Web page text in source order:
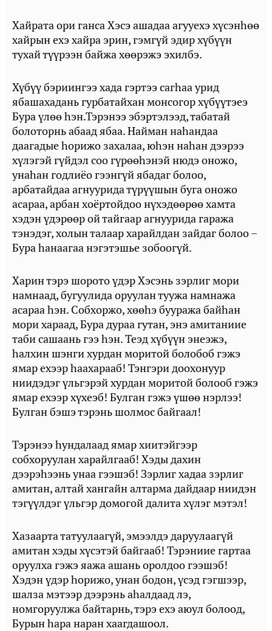
Хайрата ори ганса Хэсэ ашадаа агууехэ хүсэнһөө
хайрын ехэ хайра эрин, гэмгүй эдир хүбүүн
тухай түүрээн байжа хөөрэжэ эхилбэ.
Хүбүү бэриингээ хада гэртээ сагһаа урид
ябашахадань гурбатайхан монсогор хүбүүтэеэ
Бура үлөө һэн.Тэрэнээ эбэртэлээд, табатай
болоторнь абаад ябаа. Найман наһандаа
даагадые һорижо захалаа, юһэн наһан дээрээ
хүлэгэй гүйдэл соо гүрөөһэнэй нюдэ оножо,
унаһан годлиёо гээнгүй ябадаг болоо,
арбатайдаа агнуурида түрүүшын буга оножо
асараа, арбан хоёртойдоо нүхэдөөрөө хамта
хэдэн үдэрөөр ой тайгаар агнуурида гаража
тэнэдэг, холын талаар харайлдан зайдаг болоо –
Бура һанаагаа нэгэтэшье зобоогүй.
Харин тэрэ шорото үдэр Хэсэнь зэрлиг мори
намнаад, бугуулида оруулан туужа намнажа
асараа һэн. Собхоржо, хөөһэ бууража байһан
мори хараад, Бура дураа гутан, энэ амитаниие
таби сашаань гээ һэн. Теэд хүбүүн энеэжэ,
һалхин шэнги хурдан моритой болобоб гэжэ
ямар ехээр һаахарааб! Тэнгэри доохонуур
ниидэдэг үльгэрэй хурдан моритой болооб гэжэ
ямар ехээр хүхеэб! Булган гэжэ үшөө нэрлээ!
Булган бэшэ тэрэнь шолмос байгаал!
Тэрэнээ һундалаад ямар хиитэйгээр
собхоруулан харайлгааб! Хэды дахин
дээрэһээнь унаа гээшэб! Зэрлиг хадаа зэрлиг
амитан, алтай хангайн алтарма дайдаар ниидэн
тэгүүлдэг үльгэр домогой далита хүлэг мэтэл!
Хазаарта татуулаагүй, эмээлдэ даруулаагүй
амитан хэды хүсэтэй байгааб! Тэрэниие гартаа
оруулха гэжэ яажа ашань оролдоо гээшэб!
Хэдэн үдэр һорижо, унан бодон, үсэд гэгшээр,
шалза мэтээр дээрэнь аһалдаад лэ,
номгоруулжа байтарнь, тэрэ ехэ аюул болоод,
Бурын һара наран хаагдашоол.